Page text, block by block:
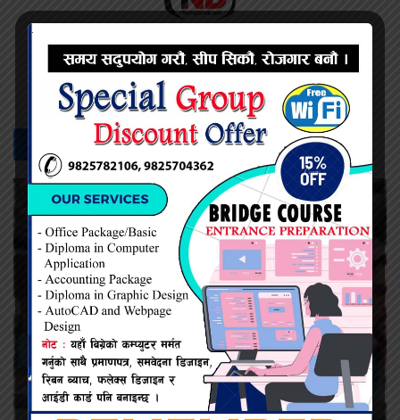
प्रदिप सिंह
सम्बन्धित -समाचार